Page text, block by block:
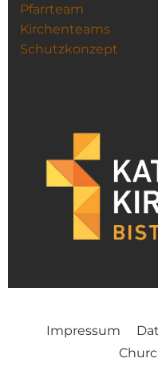
Pfarrteam
Kirchenteams
Schutzkonzept
Impressum